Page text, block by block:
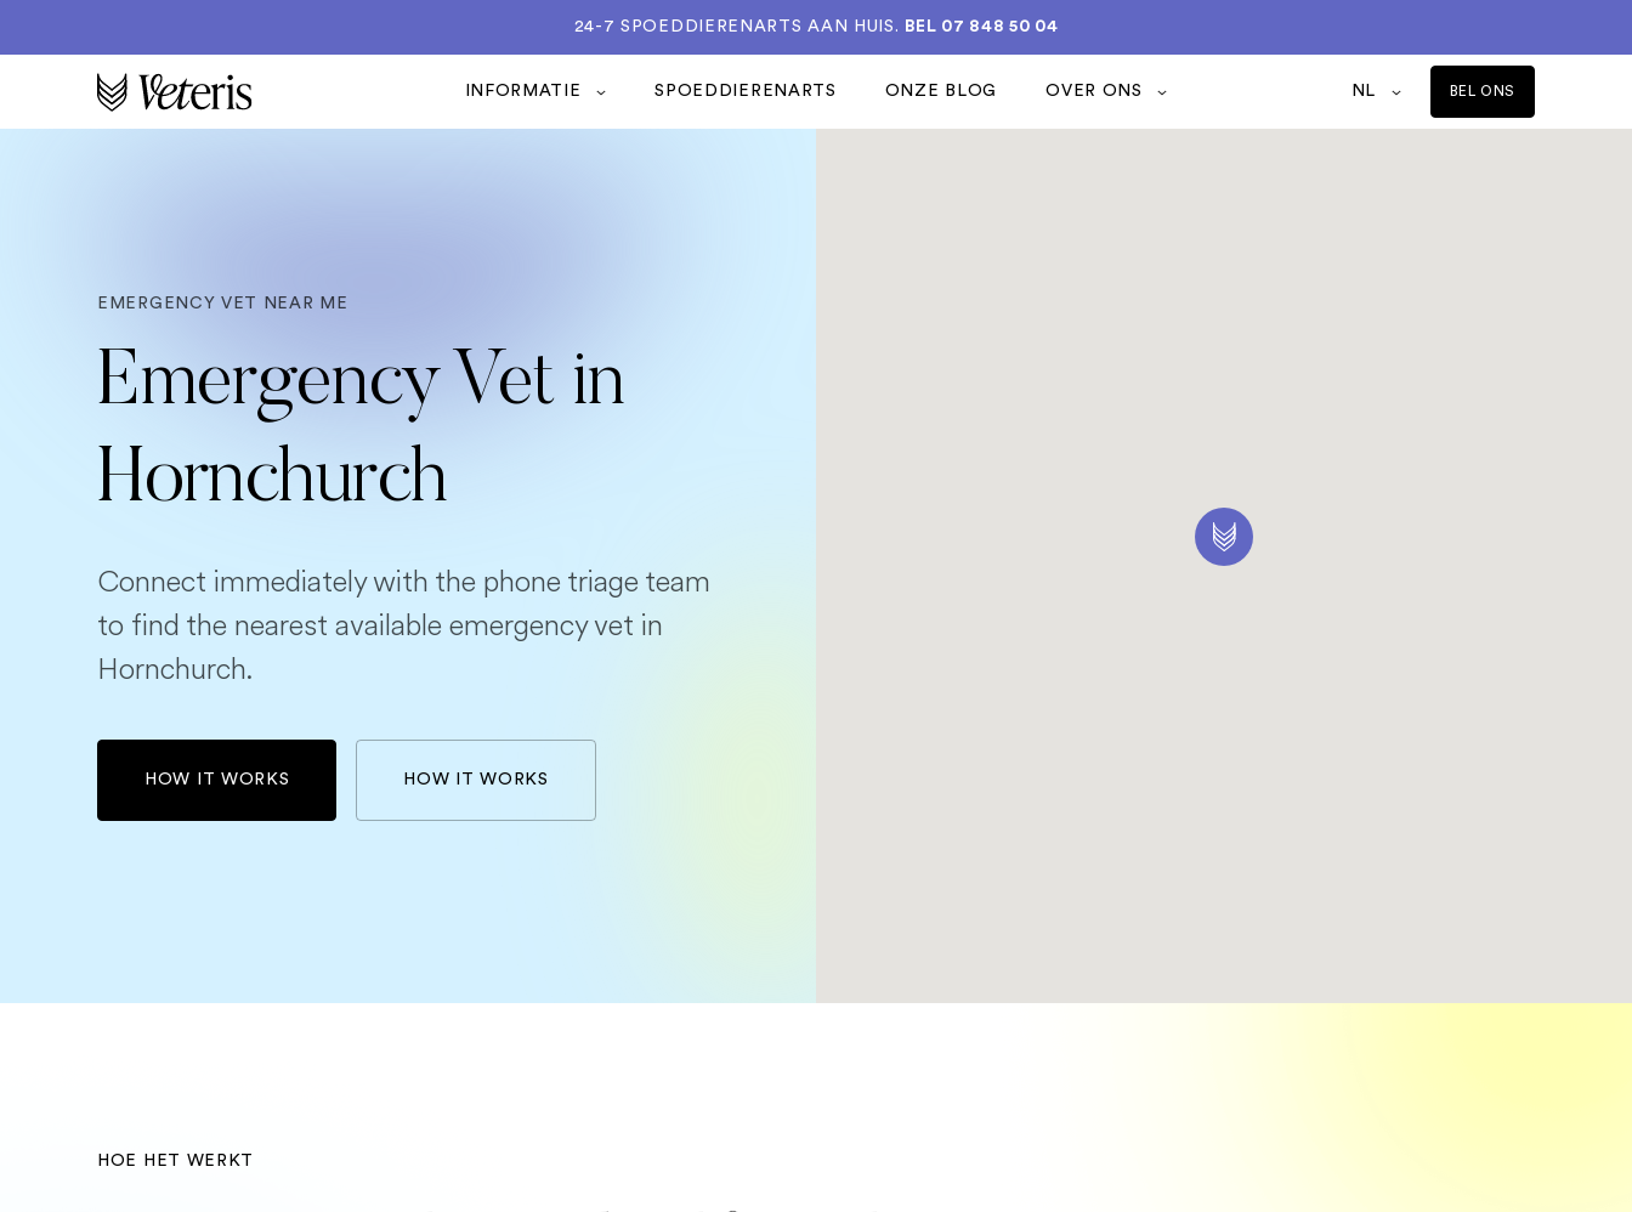
24-7 SPOEDDIERENARTS AAN HUIS. BEL 07 848 50 04
INFORMATIE SPOEDDIERENARTS ONZE BLOG OVER ONS NL BEL ONS
EMERGENCY VET NEAR ME
Emergency Vet in
Hornchurch
Connect immediately with the phone triage team
to find the nearest available emergency vet in
Hornchurch.
HOW IT WORKS HOW IT WORKS
HOE HET WERKT